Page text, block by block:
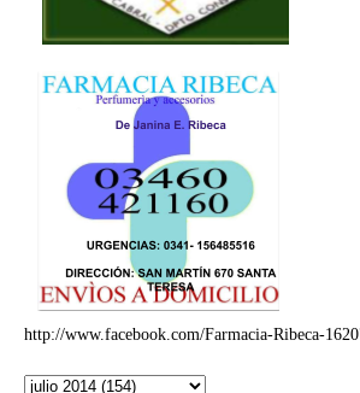
http://www.facebook.com/Farmacia-Ribeca-